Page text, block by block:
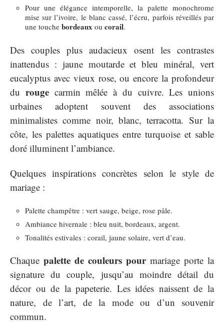
Pour une élégance intemporelle, la palette monochrome
mise sur l’ivoire, le blanc cassé, l’écru, parfois réveillés par
une touche bordeaux ou corail.
Des couples plus audacieux osent les contrastes
inattendus : jaune moutarde et bleu minéral, vert
eucalyptus avec vieux rose, ou encore la profondeur
du rougecarmin mêlée à du cuivre. Les unions
urbaines adoptent souvent des associations
minimalistes comme noir, blanc, terracotta. Sur la
côte, les palettes aquatiques entre turquoise et sable
doré illuminent l’ambiance.
Quelques inspirations concrètes selon le style de
mariage :
Palette champêtre : vert sauge, beige, rose pâle.
Ambiance hivernale : bleu nuit, bordeaux, argent.
Tonalités estivales : corail, jaune solaire, vert d’eau.
Chaque palette de couleurs pourmariage porte la
signature du couple, jusqu’au moindre détail du
décor ou de la papeterie. Les idées naissent de la
nature, de l’art, de la mode ou d’un souvenir
commun.